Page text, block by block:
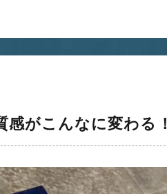
がこんなに変わる！